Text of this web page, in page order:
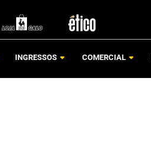
INGRESSOS COMERCIAL